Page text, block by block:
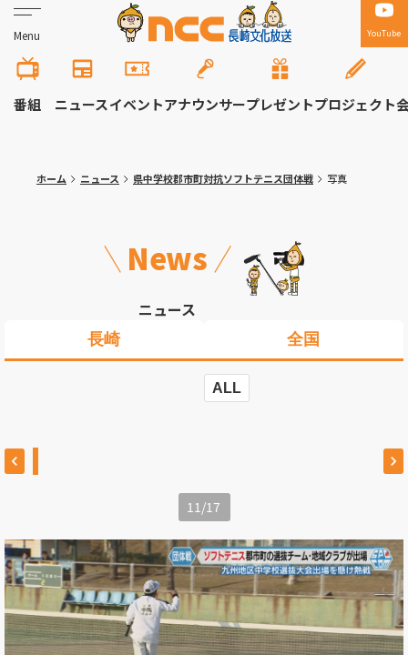
Menu YouTube
番組 ニュースイベントアナウンサープレゼントプロジェクト
ホーム ニュース 県中学校郡市町対抗ソフトテニス団体戦 写真
News
ニュース
長崎 全国
ALL
11/17